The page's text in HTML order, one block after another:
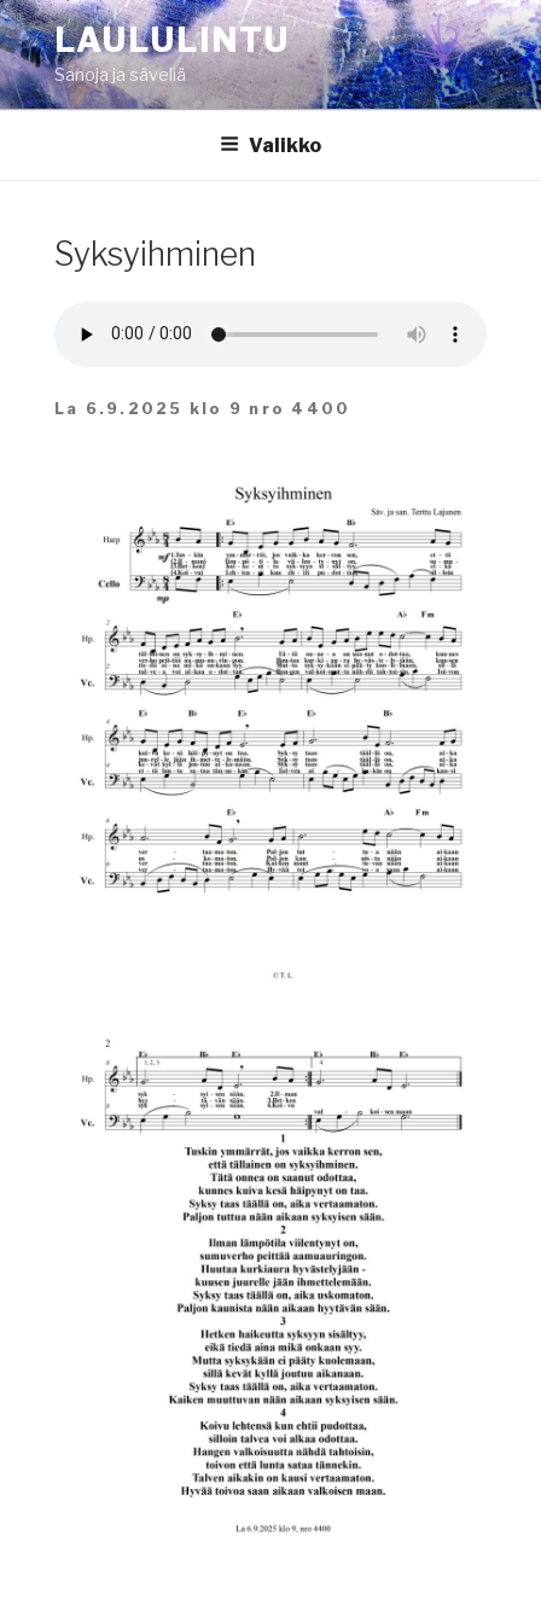
Siirry
sisältöönLAULULINTU
Sanoja ja säveliä
Valikko
Syksyihminen
La 6.9.2025 klo 9 nro 4400